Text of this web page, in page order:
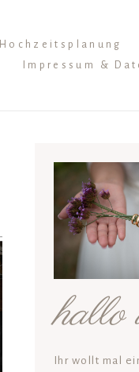
Hochzeitsplanung
Impressum &
hallo
Ihr wollt mal